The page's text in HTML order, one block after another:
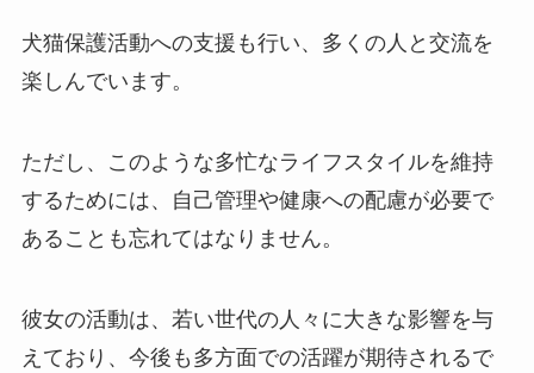
犬猫保護活動への支援も行い、多くの人と交流を
楽しんでいます。
ただし、このような多忙なライフスタイルを維持
するためには、自己管理や健康への配慮が必要で
あることも忘れてはなりません。
彼女の活動は、若い世代の人々に大きな影響を与
えており、今後も多方面での活躍が期待されるで